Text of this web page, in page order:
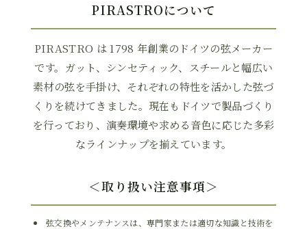
PIRASTROについて
PIRASTRO は 1798 年創業のドイツの弦メーカー
です。ガット、シンセティック、スチールと幅広い
素材の弦を手掛け、それぞれの特性を活かした弦づ
くりを続けてきました。現在もドイツで製品づくり
を行っており、演奏環境や求める音色に応じた多彩
なラインナップを揃えています。
＜取り扱い注意事項＞
弦交換やメンテナンスは、専門家または適切な知識と技術を